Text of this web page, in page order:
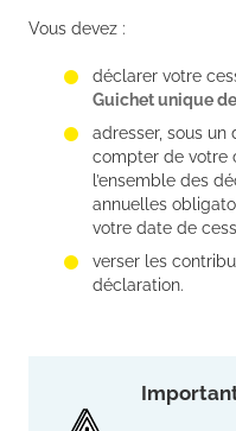
Vous devez :
déclarer votre
Guichet unique
adresser, sous un
compter de votre
l’ensemble des
annuelles
votre date de
verser les
déclaration.